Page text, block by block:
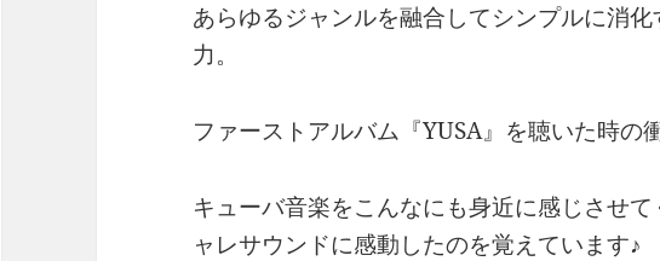
あらゆるジャンルを融合してシンプルに消
力。
ファーストアルバム『YUSA』を聴いた時の衝
キューバ音楽をこんなにも身近に感じさせ
ャレサウンドに感動したのを覚えています♪